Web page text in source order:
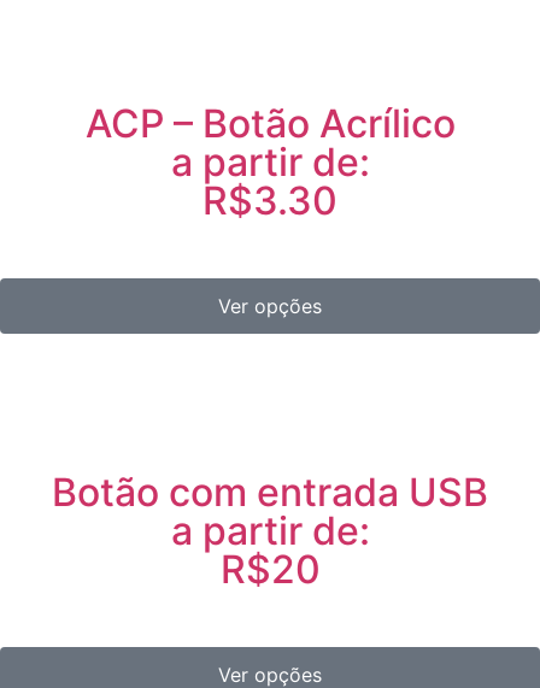
ACP – Botão Acrílico
a partir de:
R$3.30
Ver opções
Botão com entrada USB
a partir de:
R$20
Ver opções